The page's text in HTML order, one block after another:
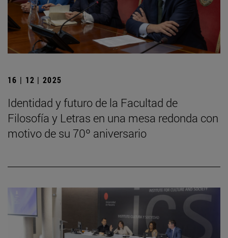
16 | 12 | 2025
Identidad y futuro de la Facultad de
Filosofía y Letras en una mesa redonda con
motivo de su 70º aniversario